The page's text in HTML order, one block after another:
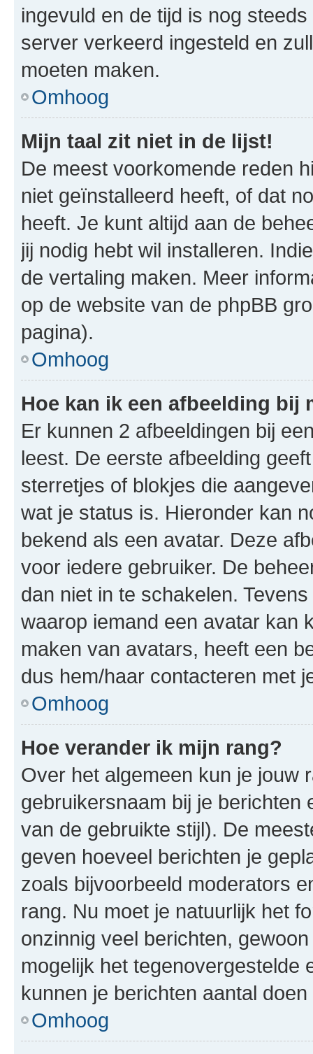
ingevuld en de tijd is nog
server verkeerd ingesteld en
moeten maken.
Omhoog
Mijn taal zit niet in de lijst!
De meest voorkomende reden
niet geïnstalleerd heeft, of dat
heeft. Je kunt altijd aan de
jij nodig hebt wil installeren.
de vertaling maken. Meer
op de website van de phpBB
pagina).
Omhoog
Hoe kan ik een afbeelding bij
Er kunnen 2 afbeeldingen bij
leest. De eerste afbeelding
sterretjes of blokjes die
wat je status is. Hieronder kan
bekend als een avatar. Deze
voor iedere gebruiker. De
dan niet in te schakelen.
waarop iemand een avatar kan
maken van avatars, heeft een
dus hem/haar contacteren met
Omhoog
Hoe verander ik mijn rang?
Over het algemeen kun je jouw
gebruikersnaam bij je berichten
van de gebruikte stijl). De
geven hoeveel berichten je
zoals bijvoorbeeld moderators
rang. Nu moet je natuurlijk het
onzinnig veel berichten,
mogelijk het tegenovergestelde
kunnen je berichten aantal doen
Omhoog